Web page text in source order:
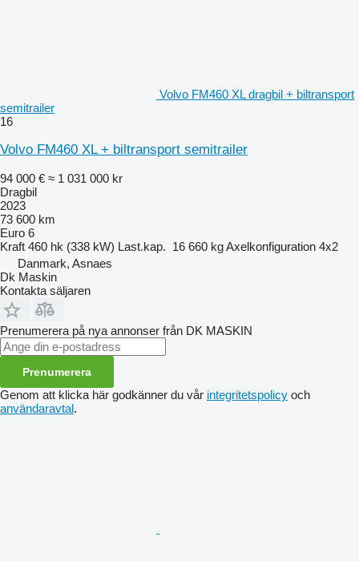
Volvo FM460 XL dragbil + biltransport
semitrailer
16
Volvo FM460 XL + biltransport semitrailer
94 000 € ≈ 1 031 000 kr
Dragbil
2023
73 600 km
Euro 6
Kraft 460 hk (338 kW) Last.kap. 16 660 kgAxelkonfiguration 4x2
Danmark, Asnaes
Dk Maskin
Kontakta säljaren
Prenumerera på nya annonser från DK MASKIN
Prenumerera
Genom att klicka här godkänner du vår integritetspolicy och
användaravtal.